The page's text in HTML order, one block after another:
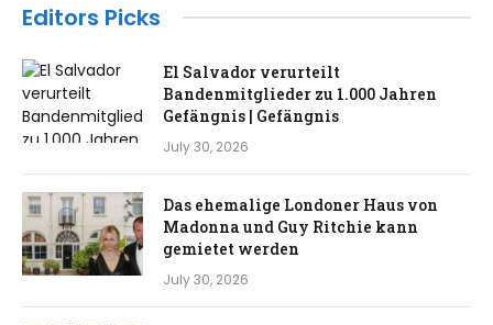
Editors Picks
El Salvador verurteilt
Bandenmitglieder zu 1.000 Jahren
Gefängnis | Gefängnis
July 30, 2026
Das ehemalige Londoner Haus von
Madonna und Guy Ritchie kann
gemietet werden
July 30, 2026